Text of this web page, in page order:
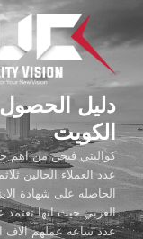
المحتوى
دليل
الكويت
كواليتي فيجن من اهم
عدد العملاء الحالين
الحاصله على شهادة
العربي حيث انها تعتمد
عدد ساعه عملهم الاف